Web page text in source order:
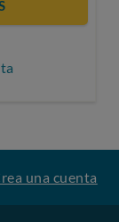
una cuenta